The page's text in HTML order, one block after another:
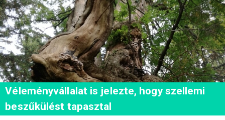
Véleményvállalat is jelezte, hogy szellemi
beszűkülést tapasztal